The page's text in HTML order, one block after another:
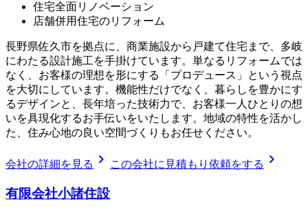
住宅全面リノベーション
店舗併用住宅のリフォーム
長野県佐久市を拠点に、商業施設から戸建て住宅まで、多岐
にわたる設計施工を手掛けています。単なるリフォームでは
なく、お客様の理想を形にする「プロデュース」という視点
を大切にしています。機能性だけでなく、暮らしを豊かにす
るデザインと、長年培った技術力で、お客様一人ひとりの想
いを具現化するお手伝いをいたします。地域の特性を活かし
た、住み心地の良い空間づくりもお任せください。
会社の詳細を見る chevron_right この会社に見積もり依頼をする chevron_right
有限会社小諸住設